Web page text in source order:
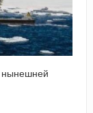
нынешней